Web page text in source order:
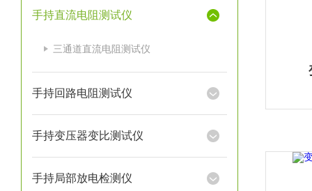
手持直流电阻测试仪
三通道直流电阻测试仪
手持回路电阻测试仪
手持变压器变比测试仪
手持局部放电检测仪